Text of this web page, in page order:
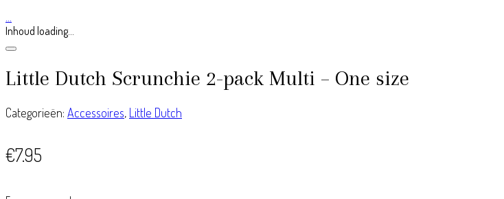
…
Inhoud loading...
Little Dutch Scrunchie 2-pack Multi – One size
Categorieën: Accessoires, Little Dutch
€7.95